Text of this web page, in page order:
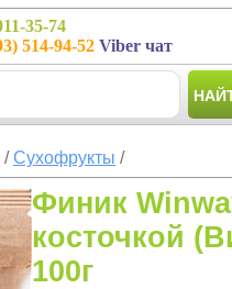
35-74
514-94-52Viber чат
/Сухофрукты /
Финик
косточкой
100г